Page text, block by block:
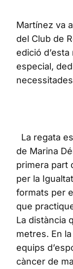
Martínez va
del Club de
edició
especial,
La regata
de Marina
primera part
per la
formats per
que
La distància
metres. En
equips
càncer de